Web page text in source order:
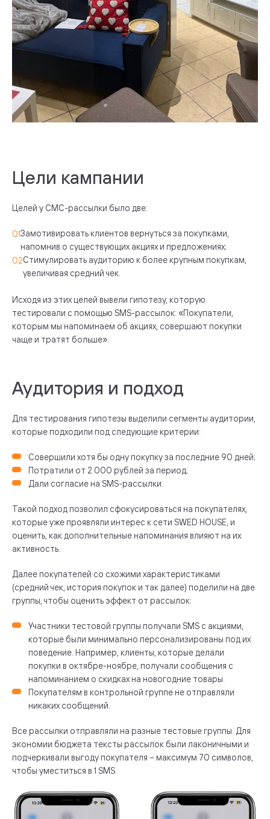
Цели кампании
Целей у СМС-рассылки было две:
Замотивировать клиентов вернуться за покупками,
напомнив о существующих акциях и предложениях;
Стимулировать аудиторию к более крупным покупкам,
увеличивая средний чек.
Исходя из этих целей вывели гипотезу, которую
тестировали с помощью SMS-рассылок: «Покупатели,
которым мы напоминаем об акциях, совершают покупки
чаще и тратят больше».
Аудитория и подход
Для тестирования гипотезы выделили сегменты аудитории,
которые подходили под следующие критерии:
Совершили хотя бы одну покупку за последние 90 дней;
Потратили от 2 000 рублей за период;
Дали согласие на SMS-рассылки.
Такой подход позволил сфокусироваться на покупателях,
которые уже проявляли интерес к сети SWED HOUSE, и
оценить, как дополнительные напоминания влияют на их
активность.
Далее покупателей со схожими характеристиками
(средний чек, история покупок и так далее) поделили на две
группы, чтобы оценить эффект от рассылок:
Участники тестовой группы получали SMS с акциями,
которые были минимально персонализированы под их
поведение. Например, клиенты, которые делали
покупки в октябре-ноябре, получали сообщения с
напоминанием о скидках на новогодние товары.
Покупателям в контрольной группе не отправляли
никаких сообщений.
Все рассылки отправляли на разные тестовые группы. Для
экономии бюджета тексты рассылок были лаконичными и
подчеркивали выгоду покупателя – максимум 70 символов,
чтобы уместиться в 1 SMS.